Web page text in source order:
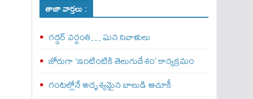
తాజా వార్తలు :
గద్దర్ వర్ధంతి… ఘన నివాళులు
జోరుగా ‘ఇంటింటికి తెలుగుదేశం’ కార్యక్రమం
గంటల్లోనే అదృశ్యమైన బాలుడి ఆచూకీ